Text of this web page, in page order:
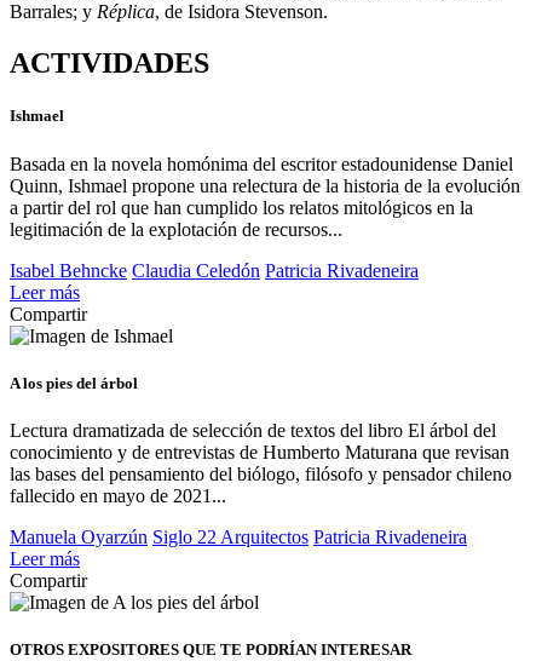
Barrales; y Réplica, de Isidora Stevenson.
ACTIVIDADES
Ishmael
Basada en la novela homónima del escritor estadounidense Daniel
Quinn, Ishmael propone una relectura de la historia de la evolución
a partir del rol que han cumplido los relatos mitológicos en la
legitimación de la explotación de recursos...
Isabel Behncke Claudia Celedón Patricia Rivadeneira
Leer más
Compartir
A los pies del árbol
Lectura dramatizada de selección de textos del libro El árbol del
conocimiento y de entrevistas de Humberto Maturana que revisan
las bases del pensamiento del biólogo, filósofo y pensador chileno
fallecido en mayo de 2021...
Manuela Oyarzún Siglo 22 Arquitectos Patricia Rivadeneira
Leer más
Compartir
OTROS EXPOSITORES QUE TE PODRÍAN INTERESAR